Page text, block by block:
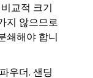
교적 크기
지 않으므로
쇄해야 합니
우더. 샌딩